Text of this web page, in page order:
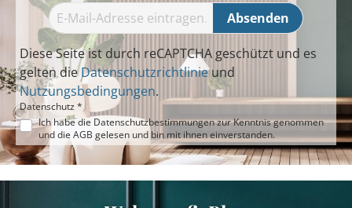
Absenden
Diese Seite ist durch reCAPTCHA geschützt und es
gelten dieDatenschutzrichtlinieund
Nutzungsbedingungen.
Datenschutz *
Ich habe die Datenschutzbestimmungenzur Kenntnis genommen
und die AGB gelesen und bin mit ihnen einverstanden.